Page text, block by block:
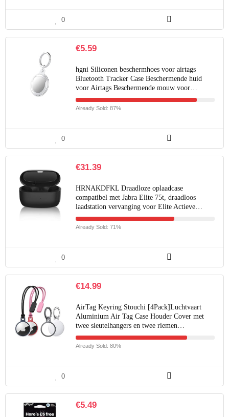
0
€5.59
hgni Siliconen beschermhoes voor airtags
Bluetooth Tracker Case Beschermende huid
voor Airtags Beschermende mouw voor…
Already Sold: 87%
0
€31.39
HRNAKDFKL Draadloze oplaadcase
compatibel met Jabra Elite 75t, draadloos
laadstation vervanging voor Elite Actieve…
Already Sold: 71%
0
€14.99
AirTag Keyring Stouchi [4Pack]Luchtvaart
Aluminium Air Tag Case Houder Cover met
twee sleutelhangers en twee riemen…
Already Sold: 80%
0
€5.49